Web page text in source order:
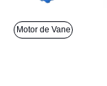
Motor de Vane